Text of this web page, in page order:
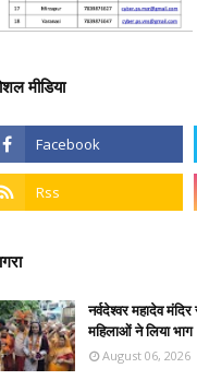
मीडिया
नर्वदेश्वर महादेव
महिलाओं ने लिया भाग
August 06, 2026